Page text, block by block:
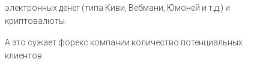
электронных денег (типа Киви, Вебмани, Юмоней и т.д.) и
криптовалюты.
А это сужает форекс компании количество потенциальных
клиентов.